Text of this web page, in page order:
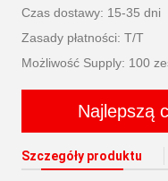
Czas dostawy: 15-35 dni
Zasady płatności: T/T
Możliwość Supply: 100
Najlepszą
Szczegóły produktu